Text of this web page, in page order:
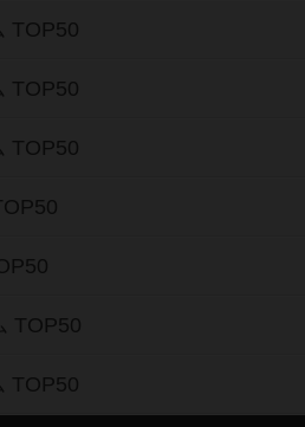
TOP50
TOP50
TOP50
TOP50
TOP50